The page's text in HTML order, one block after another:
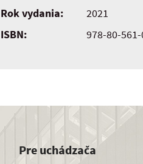
Rok vydania:
2021
ISBN:
978-80-
Pre uchádzača